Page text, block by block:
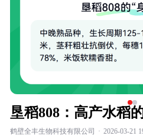
垦稻808：高产水稻
鹤壁全丰生物科技有限公司 · 2026-03-21